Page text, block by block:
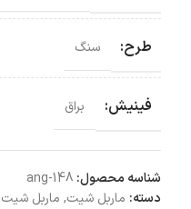
طرح: سنگ
فینیش: براق
شناسه محصول: ang-148
دسته: ماربل شیت, ماربل شیت ANG